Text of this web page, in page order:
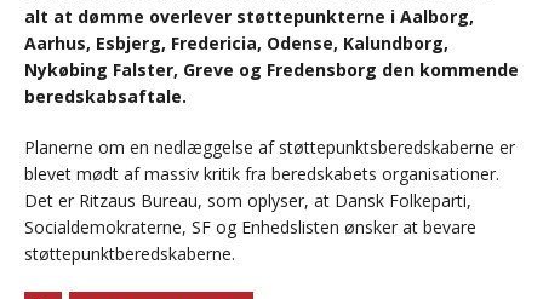
alt at dømme overlever støttepunkterne i Aalborg,
Aarhus, Esbjerg, Fredericia, Odense, Kalundborg,
Nykøbing Falster, Greve og Fredensborg den kommende
beredskabsaftale.
Planerne om en nedlæggelse af støttepunktsberedskaberne er
blevet mødt af massiv kritik fra beredskabets organisationer.
Det er Ritzaus Bureau, som oplyser, at Dansk Folkeparti,
Socialdemokraterne, SF og Enhedslisten ønsker at bevare
støttepunktberedskaberne.